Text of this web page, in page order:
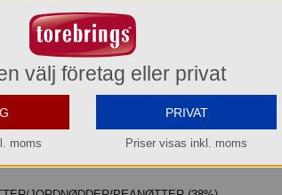
Lightly Salted! Denna mix är perfekt för dig som
en del av ett företag, en förening eller en
Varje bit är noggrant lätt saltad med havssalt för
Enjoy Mix idag och njut av en utsökt snack,
välj företag eller privat
moms
PRIVAT
Priser visas inkl. moms